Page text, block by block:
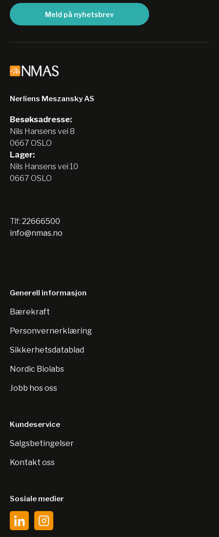
Meld på nyhetsbrev
Nerliens Meszansky AS
Besøksadresse:
Nils Hansens vei 8
0667 OSLO
Lager:
Nils Hansens vei 10
0667 OSLO
Tlf: 22666500
info@nmas.no
Generell informasjon
Bærekraft
Personvernerklæring
Sikkerhetsdatablad
Nordic Biolabs
Jobb hos oss
Kundeservice
Salgsbetingelser
Kontakt oss
Sosiale medier